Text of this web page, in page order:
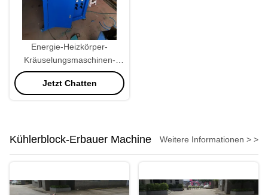
Energie-Heizkörper-
Kräuselungsmaschinen-
Heizkörper 220V 370W, der
Maschine herstellt
Jetzt Chatten
Kühlerblock-Erbauer Machine Weitere Informationen > >